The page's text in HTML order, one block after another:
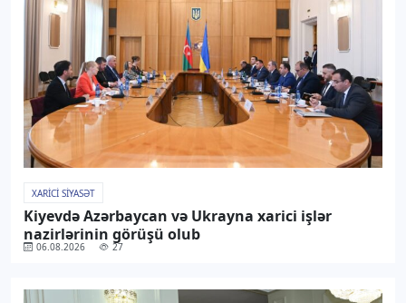
XARICI SIYASƏT
Kiyevdə Azərbaycan və Ukrayna xarici işlər
nazirlərinin görüşü olub
06.08.2026 27